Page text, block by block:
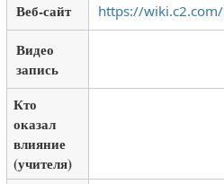
Веб-сайт
https://wiki.c2.com/
Видео
запись
Кто
оказал
влияние
(учителя)